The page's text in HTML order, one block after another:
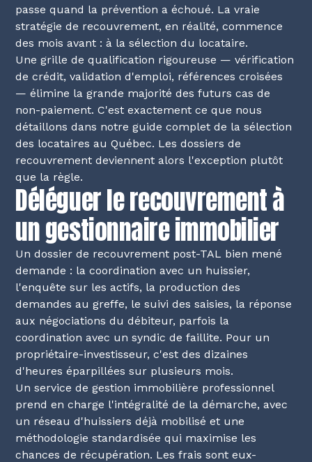
passe quand la prévention a échoué. La vraie
stratégie de recouvrement, en réalité, commence
des mois avant : à la sélection du locataire.
Une grille de qualification rigoureuse — vérification
de crédit, validation d'emploi, références croisées
— élimine la grande majorité des futurs cas de
non-paiement. C'est exactement ce que nous
détaillons dans notreguide complet de la sélection
des locataires au Québec. Les dossiers de
recouvrement deviennent alors l'exception plutôt
que la règle.
Déléguer le recouvrement à
un gestionnaire immobilier
Un dossier de recouvrement post-TAL bien mené
demande : la coordination avec un huissier,
l'enquête sur les actifs, la production des
demandes au greffe, le suivi des saisies, la réponse
aux négociations du débiteur, parfois la
coordination avec un syndic de faillite. Pour un
propriétaire-investisseur, c'est des dizaines
d'heures éparpillées sur plusieurs mois.
Un service de gestion immobilière professionnel
prend en charge l'intégralité de la démarche, avec
un réseau d'huissiers déjà mobilisé et une
méthodologie standardisée qui maximise les
chances de récupération. Les frais sont eux-